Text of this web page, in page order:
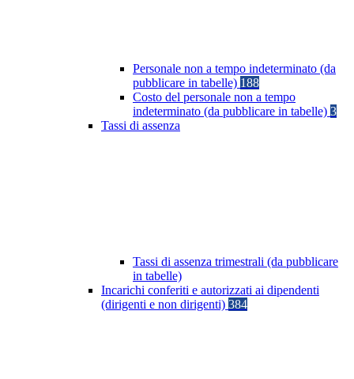
Personale non a tempo indeterminato (da
pubblicare in tabelle) 188
Costo del personale non a tempo
indeterminato (da pubblicare in tabelle) 3
Tassi di assenza
Tassi di assenza trimestrali (da pubblicare
in tabelle)
Incarichi conferiti e autorizzati ai dipendenti
(dirigenti e non dirigenti) 384